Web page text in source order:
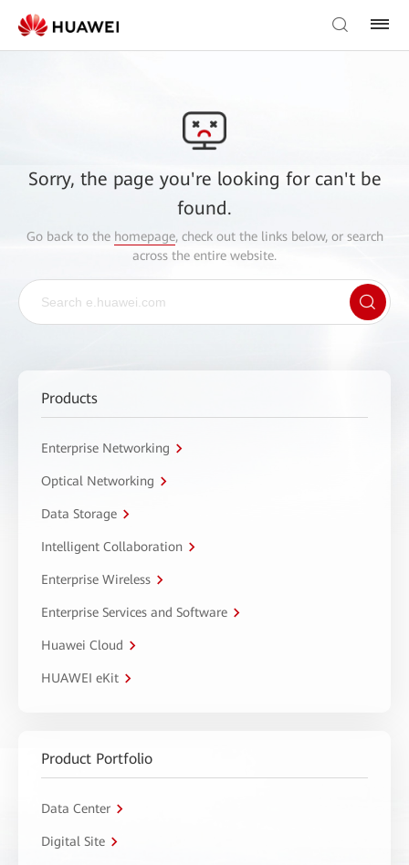
Sorry, the page you're looking for can't be
found.
Go back to the homepage, check out the links below, or search
across the entire website.
Products
Enterprise Networking
Optical Networking
Data Storage
Intelligent Collaboration
Enterprise Wireless
Enterprise Services and Software
Huawei Cloud
HUAWEI eKit
Product Portfolio
Data Center
Digital Site